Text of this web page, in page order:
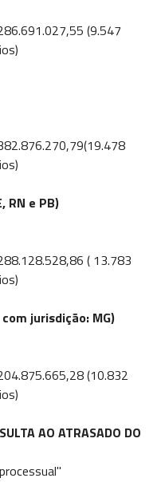
(9.547
RN e PB)
( 13.783
jurisdição: MG)
(10.832
AO ATRASADO DO